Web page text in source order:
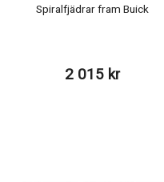
Spiralfjädrar fram Buick
2 015 kr